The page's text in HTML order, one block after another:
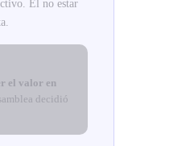
El no estar
el valor en
decidió